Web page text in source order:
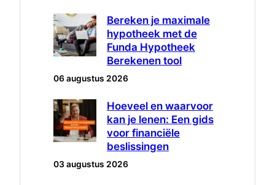
Bereken je maximale
hypotheek met de
Funda Hypotheek
Berekenen tool
06 augustus 2026
Hoeveel en waarvoor
kan je lenen: Een gids
voor financiële
beslissingen
03 augustus 2026